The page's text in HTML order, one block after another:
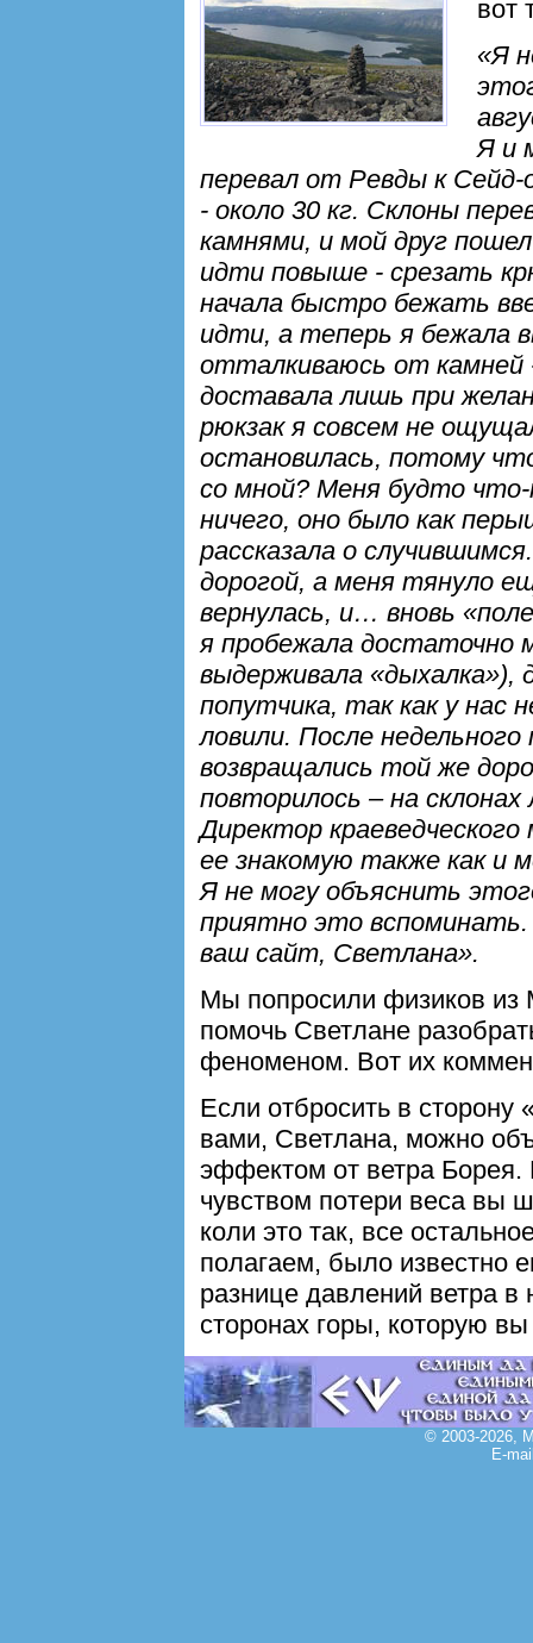
вот
«Я
Я и
перевал от Ревды к
- около 30 кг. Склоны
камнями, и мой друг
идти повыше - срезать
начала быстро бежать
идти, а теперь я бежала
отталкиваюсь от камней
доставала лишь при
рюкзак я совсем не
остановилась, потому
со мной? Меня будто
ничего, оно было как
рассказала о
дорогой, а меня тянуло
вернулась, и… вновь
я пробежала достаточно
выдерживала «дыхалка»),
попутчика, так как у
ловили. После
возвращались той же
повторилось – на склонах
Директор
ее знакомую также как и
Я не могу объяснить
приятно это вспоминать.
ваш сайт, Светлана».
Мы попросили физиков из
помочь Светлане
феноменом. Вот их
Если отбросить в
вами, Светлана, можно
эффектом от ветра
чувством потери веса вы
коли это так, все
полагаем, было известно
разнице давлений ветра в
сторонах горы, которую
© 2003-2026,
E-